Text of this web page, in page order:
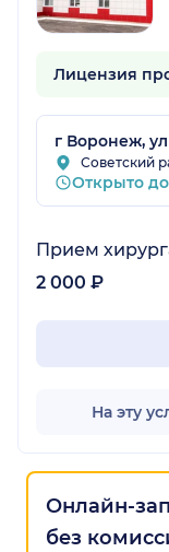
Лицензия
г Воронеж,
Советский
Открыто
Прием
2 000 ₽
На эту
Онлайн-
без